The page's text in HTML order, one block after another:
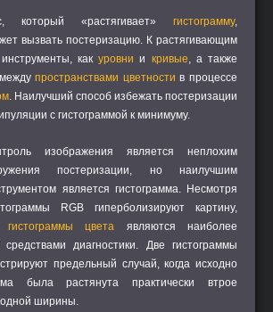
который «растягивает» гистограмму,
вызвать постеризацию. К растягивающим
как уровни и кривые, а также
междупространствами цветности в процессе
. Наилучший способ избежать постеризации
с гистограммой к минимуму.
изображения является неплохим
постеризации, но наилучшим
является гистограмма. Несмотря
RGB гиперболизируют картину,
гистограммы цвета являются наиболее
средствами диагностики. Две гистограммы
предельный случай, когда исходно
была растянута практически втрое
ширины.